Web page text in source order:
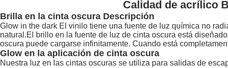
Calidad de acrílico
Brilla en la cinta oscura Descripción
Glow in the dark El vinilo tiene una fuente de luz química no
natural.El brillo en la fuente de luz de cinta oscura está
oscura puede cargarse infinitamente. Cuando está
Glow en la aplicación de cinta oscura
Nuestra luz en las cintas oscuras se utiliza para salidas de